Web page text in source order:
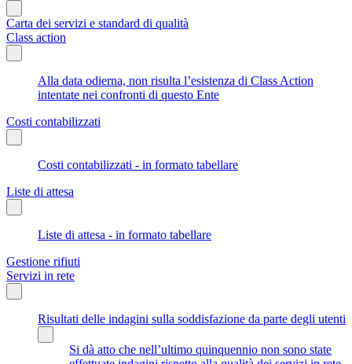
Carta dei servizi e standard di qualità
Class action
Alla data odierna, non risulta l’esistenza di Class Action
intentate nei confronti di questo Ente
Costi contabilizzati
Costi contabilizzati - in formato tabellare
Liste di attesa
Liste di attesa - in formato tabellare
Gestione rifiuti
Servizi in rete
Risultati delle indagini sulla soddisfazione da parte degli utenti
Si dà atto che nell’ultimo quinquennio non sono state